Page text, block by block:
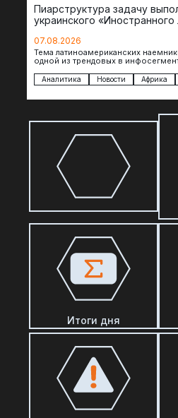
Пиарструктура задачу
украинского «Иностранного
07.08.2026
Тема латиноамериканских
одной из трендовых в
Аналитика Новости Африка
Итоги дня